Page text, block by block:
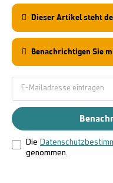
Dieser Artikel steht
Benachrichtigen Sie
Die
genommen.